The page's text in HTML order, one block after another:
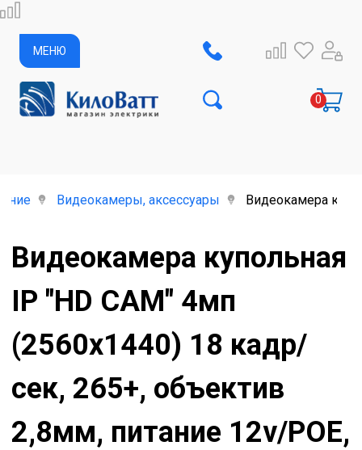
МЕНЮ
Видеокамеры, аксессуары Видеокамера
Видеокамера купольная
IP "HD CAM" 4мп
(2560х1440) 18 кадр/
сек, 265+, объектив
2,8мм, питание 12v/РОЕ,